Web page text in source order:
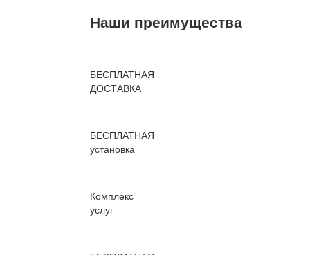
Наши преимущества
БЕСПЛАТНАЯ
ДОСТАВКА
БЕСПЛАТНАЯ
установка
Комплекс
услуг